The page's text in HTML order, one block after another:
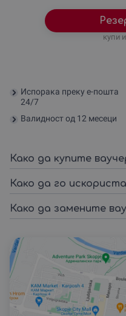
купи
Испорака преку е-пошта
24/7
Валидност од 12 месеци
Како да купите
Како да го
Како да замените